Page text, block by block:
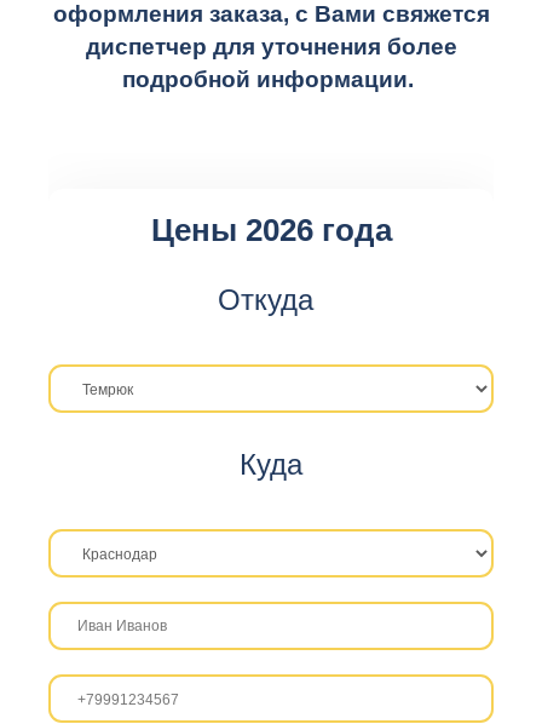
оформления заказа, с Вами свяжется
диспетчер для уточнения более
подробной информации.
Цены 2026 года
Откуда
Куда